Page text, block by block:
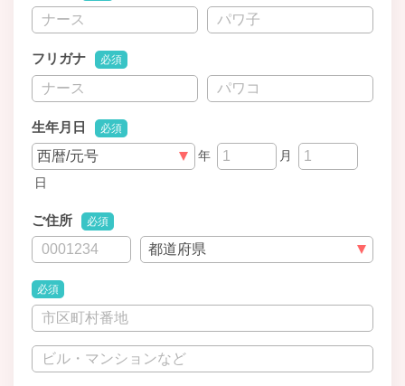
フリガナ 必須
生年月日 必須
年
月
日
ご住所 必須
必須